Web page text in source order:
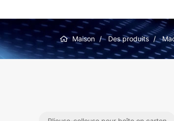
Maison Des produits